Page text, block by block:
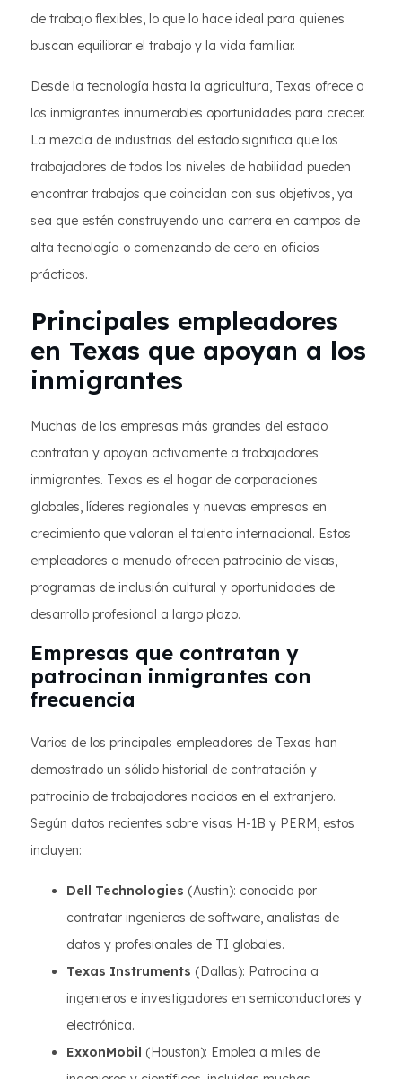
de trabajo flexibles, lo que lo hace ideal para quienes
buscan equilibrar el trabajo y la vida familiar.
Desde la tecnología hasta la agricultura, Texas ofrece a
los inmigrantes innumerables oportunidades para crecer.
La mezcla de industrias del estado significa que los
trabajadores de todos los niveles de habilidad pueden
encontrar trabajos que coincidan con sus objetivos, ya
sea que estén construyendo una carrera en campos de
alta tecnología o comenzando de cero en oficios
prácticos.
Principales empleadores
en Texas que apoyan a los
inmigrantes
Muchas de las empresas más grandes del estado
contratan y apoyan activamente a trabajadores
inmigrantes. Texas es el hogar de corporaciones
globales, líderes regionales y nuevas empresas en
crecimiento que valoran el talento internacional. Estos
empleadores a menudo ofrecen patrocinio de visas,
programas de inclusión cultural y oportunidades de
desarrollo profesional a largo plazo.
Empresas que contratan y
patrocinan inmigrantes con
frecuencia
Varios de los principales empleadores de Texas han
demostrado un sólido historial de contratación y
patrocinio de trabajadores nacidos en el extranjero.
Según datos recientes sobre visas H-1B y PERM, estos
incluyen:
Dell Technologies (Austin): conocida por
contratar ingenieros de software, analistas de
datos y profesionales de TI globales.
Texas Instruments (Dallas): Patrocina a
ingenieros e investigadores en semiconductores y
electrónica.
ExxonMobil (Houston): Emplea a miles de